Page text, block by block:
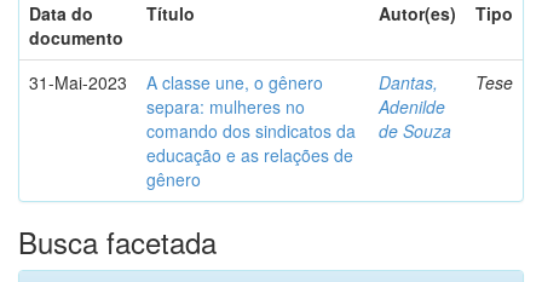
Data do
documento
Título Autor(es) Tipo
31-Mai-2023
A classe une, o gênero
separa: mulheres no
comando dos sindicatos da
educação e as relações de
gênero
Dantas,
Adenilde
de Souza
Tese
Busca facetada